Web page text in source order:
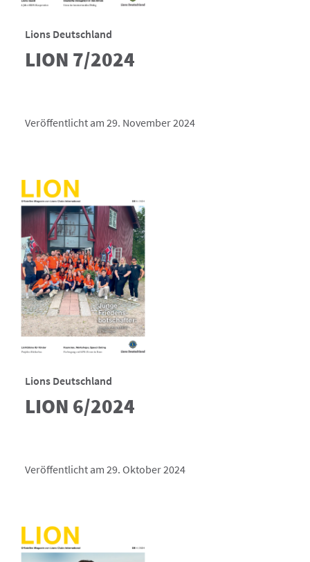
Lions Deutschland
LION 7/2024
Veröffentlicht am 29. November 2024
Lions Deutschland
LION 6/2024
Veröffentlicht am 29. Oktober 2024